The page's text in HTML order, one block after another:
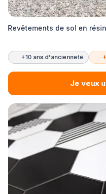
Revêtements de sol en
+10 ans d'ancienneté
Je veux